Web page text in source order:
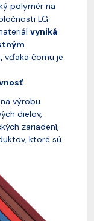
polymér na
LG
vyniká
vďaka čomu je
.
výrobu
dielov,
zariadení,
ktoré sú